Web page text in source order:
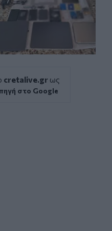
cretalive.gr ως
στο Google